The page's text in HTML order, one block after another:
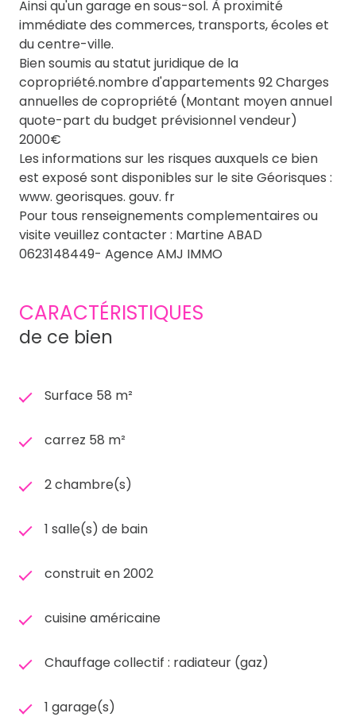
Ainsi qu'un garage en sous-sol. À proximité
immédiate des commerces, transports, écoles et
du centre-ville.
Bien soumis au statut juridique de la
copropriété.nombre d'appartements 92 Charges
annuelles de copropriété (Montant moyen annuel
quote-part du budget prévisionnel vendeur)
2000€
Les informations sur les risques auxquels ce bien
est exposé sont disponibles sur le site Géorisques :
www. georisques. gouv. fr
Pour tous renseignements complementaires ou
visite veuillez contacter : Martine ABAD
0623148449- Agence AMJ IMMO
CARACTÉRISTIQUES
de ce bien
Surface 58 m²
carrez 58 m²
2 chambre(s)
1 salle(s) de bain
construit en 2002
cuisine américaine
Chauffage collectif : radiateur (gaz)
1 garage(s)